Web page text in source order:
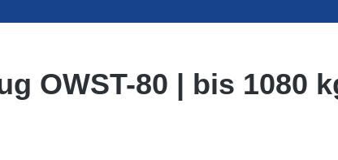
OWST-80 | bis 1080